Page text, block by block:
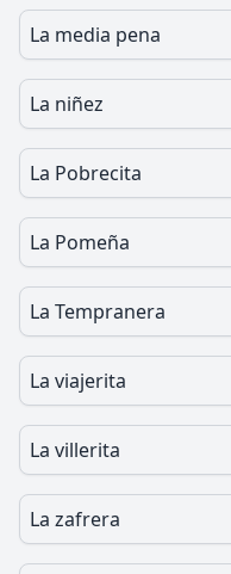
La media pena
La niñez
La Pobrecita
La Pomeña
La Tempranera
La viajerita
La villerita
La zafrera